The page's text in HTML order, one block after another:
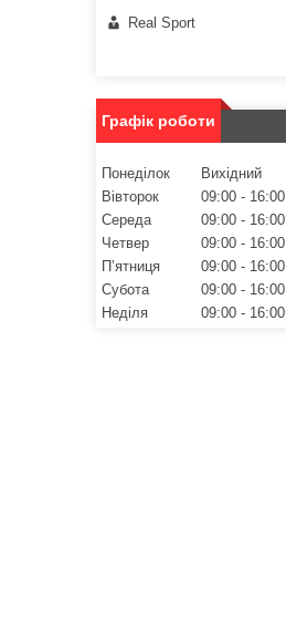
Real Sport
Графік роботи
Понеділок
Вихідний
Вівторок
09:00
16:00
Середа
09:00
16:00
Четвер
09:00
16:00
Пʼятниця
09:00
16:00
Субота
09:00
16:00
Неділя
09:00 16:00